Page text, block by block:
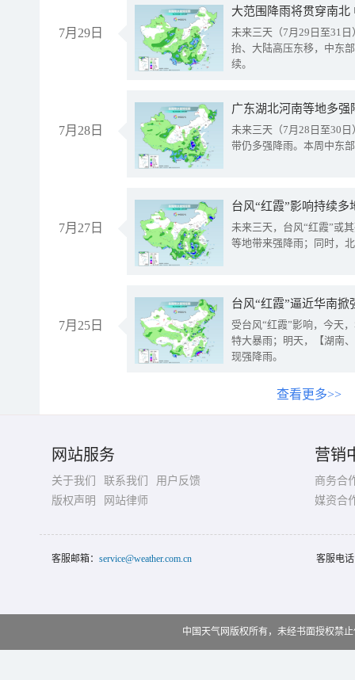
7月29日
大范围降雨将贯穿南
未来三天（7月29日至31
抬、大陆高压东移，中东
续。
7月28日
广东湖北河南等地多
未来三天（7月28日至30
带仍多强降雨。本周中东
7月27日
台风“红霞”影响持续
未来三天，台风“红霞”或
等地带来强降雨；同时，
7月25日
台风“红霞”逼近华南
受台风“红霞”影响，今天
特大暴雨；明天，【湖南
现强降雨。
查看更多>>
网站服务
关于我们 联系我们
用户反馈
版权声明
网站律师
营销
商务合
媒资合
客服邮箱： service@weather.com.cn 客服电
中国天气网版权所有，未经书面授权